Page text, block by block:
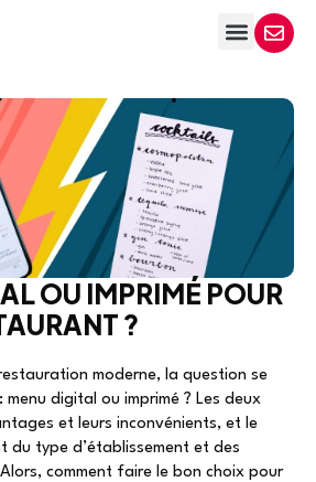
OU IMPRIMÉ POUR
?
moderne, la question se
digital ou imprimé ? Les deux
et leurs inconvénients, et le
du type d’établissement et des
comment faire le bon choix pour